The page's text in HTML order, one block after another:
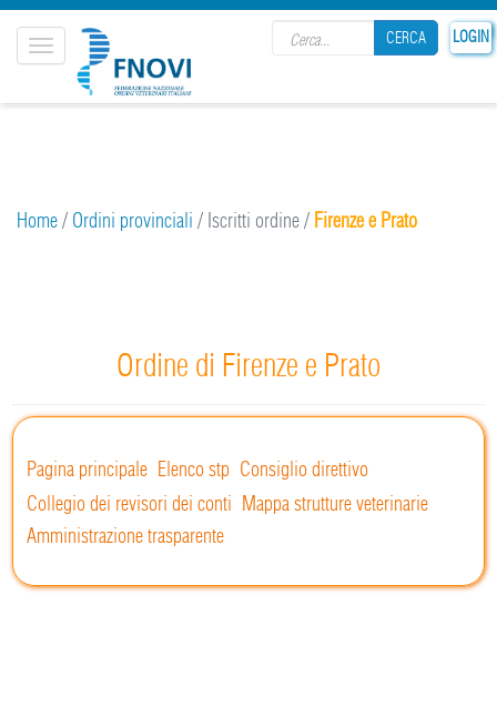
25
LOGIN
CERCA
Toggle
navigation
Home/ Ordini provinciali / Iscritti ordine/ Firenze e Prato
Ordine di Firenze e Prato
Pagina principale Elenco stp Consiglio direttivo
Collegio dei revisori dei conti Mappa strutture veterinarie
Amministrazione trasparente